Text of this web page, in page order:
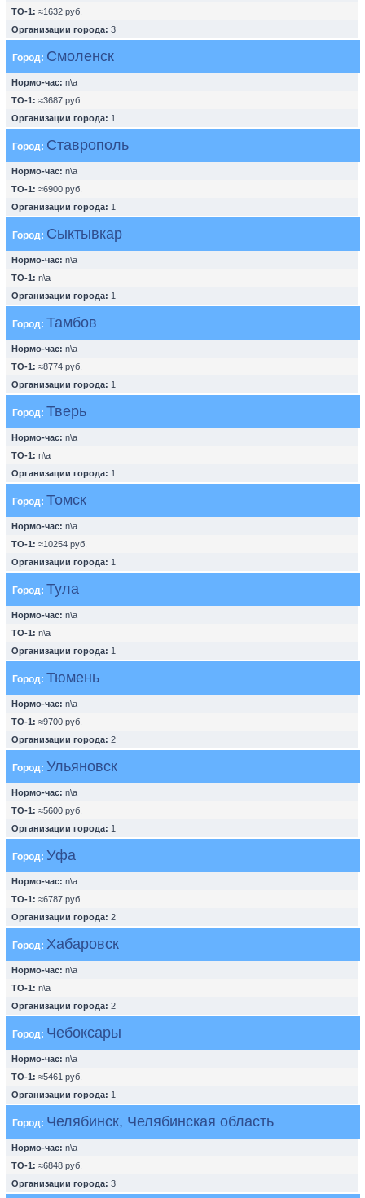
ТО-1: ≈1632 руб.
Организации города: 3
Город: Смоленск
Нормо-час: n\a
ТО-1: ≈3687 руб.
Организации города: 1
Город: Ставрополь
Нормо-час: n\a
ТО-1: ≈6900 руб.
Организации города: 1
Город: Сыктывкар
Нормо-час: n\a
ТО-1: n\a
Организации города: 1
Город: Тамбов
Нормо-час: n\a
ТО-1: ≈8774 руб.
Организации города: 1
Город: Тверь
Нормо-час: n\a
ТО-1: n\a
Организации города: 1
Город: Томск
Нормо-час: n\a
ТО-1: ≈10254 руб.
Организации города: 1
Город: Тула
Нормо-час: n\a
ТО-1: n\a
Организации города: 1
Город: Тюмень
Нормо-час: n\a
ТО-1: ≈9700 руб.
Организации города: 2
Город: Ульяновск
Нормо-час: n\a
ТО-1: ≈5600 руб.
Организации города: 1
Город: Уфа
Нормо-час: n\a
ТО-1: ≈6787 руб.
Организации города: 2
Город: Хабаровск
Нормо-час: n\a
ТО-1: n\a
Организации города: 2
Город: Чебоксары
Нормо-час: n\a
ТО-1: ≈5461 руб.
Организации города: 1
Город: Челябинск, Челябинская область
Нормо-час: n\a
ТО-1: ≈6848 руб.
Организации города: 3